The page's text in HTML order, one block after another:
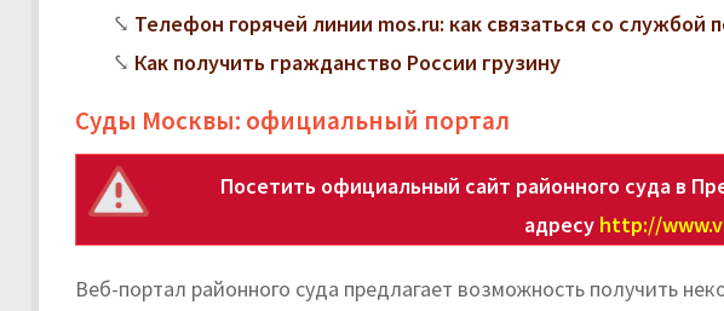
Телефон горячей линии mos.ru: как связаться со службой
Как получить гражданство России грузину
Суды Москвы: официальный портал
Посетить официальный сайт районного суда в
адресу http://
Веб-портал районного суда предлагает возможность получить